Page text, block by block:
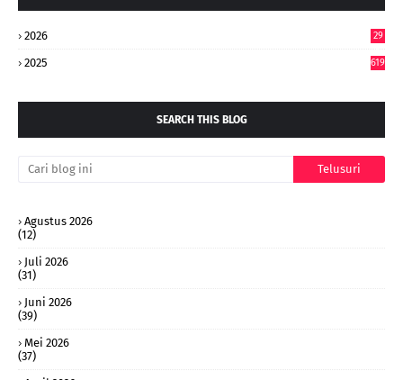
2026
29
2025 619
SEARCH THIS BLOG
Agustus 2026
(12)
Juli 2026
(31)
Juni 2026
(39)
Mei 2026
(37)